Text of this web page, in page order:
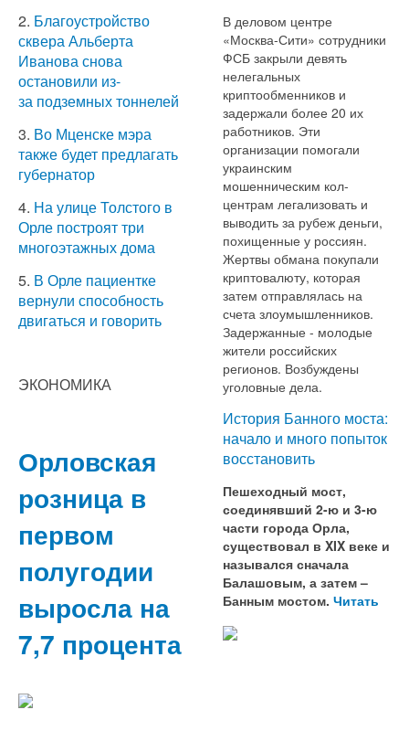
2. Благоустройство
сквера Альберта
Иванова снова
остановили из-
за подземных тоннелей
3. Во Мценске мэра
также будет предлагать
губернатор
4. На улице Толстого в
Орле построят три
многоэтажных дома
5. В Орле пациентке
вернули способность
двигаться и говорить
ЭКОНОМИКА
Орловская
розница в
первом
полугодии
выросла на
7,7 процента
В деловом центре
«Москва-Сити» сотрудники
ФСБ закрыли девять
нелегальных
криптообменников и
задержали более 20 их
работников. Эти
организации помогали
украинским
мошенническим кол-
центрам легализовать и
выводить за рубеж деньги,
похищенные у россиян.
Жертвы обмана покупали
криптовалюту, которая
затем отправлялась на
счета злоумышленников.
Задержанные - молодые
жители российских
регионов. Возбуждены
уголовные дела.
История Банного моста:
начало и много попыток
восстановить
Пешеходный мост,
соединявший 2-ю и 3-ю
части города Орла,
существовал в XIX веке и
назывался сначала
Балашовым, а затем –
Банным мостом. Читать